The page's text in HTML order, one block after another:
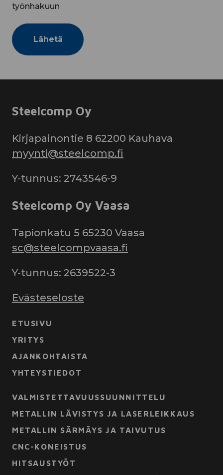
työnhakuun
Steelcomp Oy
Kirjapainontie 8 62200 Kauhava
myynti@steelcomp.fi
Y-tunnus: 2743546-9
Steelcomp Oy Vaasa
Tapionkatu 5 65230 Vaasa
sc@steelcompvaasa.fi
Y-tunnus: 2639522-3
Evästeseloste
ETUSIVU
YRITYS
AJANKOHTAISTA
YHTEYSTIEDOT
VALMISTETTAVUUSSUUNNITTELU
METALLIN LÄVISTYS JA LASERLEIKKAUS
METALLIN SÄRMÄYS JA TAIVUTUS
CNC-KONEISTUS
HITSAUSTYÖT